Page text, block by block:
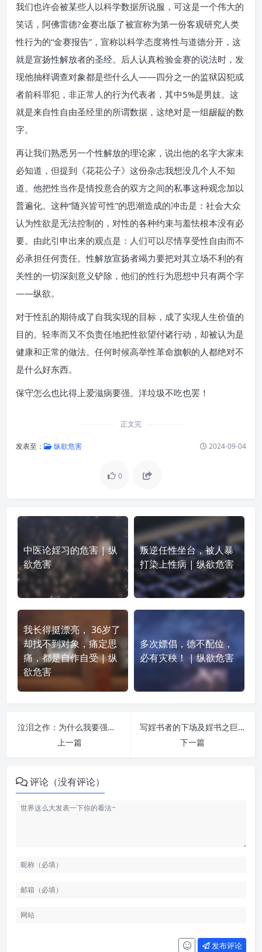
我们也许会被某些人以科学数据所说服，可这是一个伟大的
笑话，阿佛雷德?金赛出版了被宣称为第一份客观研究人类
性行为的“金赛报告”，宣称以科学态度将性与道德分开，这
就是宣扬性解放者的圣经。后人认真检验金赛的说法时，发
现他抽样调查对象都是些什么人——四分之一的监狱囚犯或
者前科罪犯，非正常人的行为代表者，其中5%是男妓。这
就是来自性自由圣经里的所谓数据，这绝对是一组龌龊的数
字。
再让我们熟悉另一个性解放的理论家，说出他的名字大家未
必知道，但提到《花花公子》这份杂志我想没几个人不知
道。他把性当作是情投意合的双方之间的私事这种观念加以
普遍化。这种“随兴皆可性”的思潮造成的冲击是：社会大众
认为性欲是无法控制的，对性的各种约束与羞怯根本没有必
要。由此引申出来的观点是：人们可以尽情享受性自由而不
必承担任何责任。性解放宣扬者竭力要把对其立场不利的有
关性的一切深刻意义铲除，他们的性行为思想中只有两个字
——纵欲。
对于性乱的期待成了自我实现的目标，成了实现人生价值的
目的。轻率而又不负责任地把性欲望付诸行动，却被认为是
健康和正常的做法。任何时候高举性革命旗帜的人都绝对不
是什么好东西。
保守怎么也比得上爱滋病要强。洋垃圾不吃也罢！
正文完
发表至： 纵欲危害 2024-09-04
0
中医论婬习的危害 | 纵
欲危害
叛逆任性坐台，被人暴
打染上性病 | 纵欲危害
我长得挺漂亮， 36岁了
却找不到对象，痛定思
痛，都是自作自受 | 纵
欲危害
多次嫖倡，德不配位，
必有灾秧！ | 纵欲危害
泣泪之作：为什么我要强烈反对性开放 | 纵欲危害
上一篇
写婬书者的下场及婬书之巨大祸害 | 纵欲危害
下一篇
评论（没有评论）
发布评论